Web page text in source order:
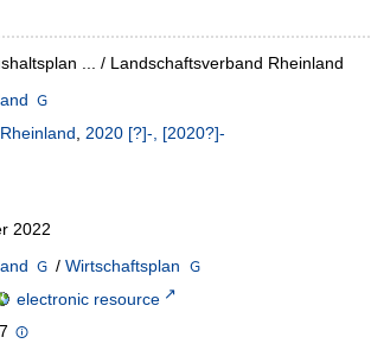
... / Landschaftsverband Rheinland
, 2020 [?]-, [2020?]-
2022
/ Wirtschaftsplan
electronic resource